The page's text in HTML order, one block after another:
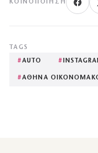
ΚΟΙΝΟΠΟΊΗΣΗ
TAGS
#AUTO #
#ΑΘΗΝΑ